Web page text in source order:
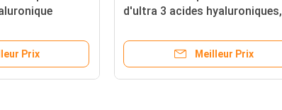
Prix
d'ultra 3 acides hyaluroniques,
injections de visage
Meilleur Prix